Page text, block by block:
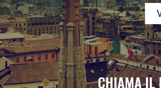
CHIAMA IL